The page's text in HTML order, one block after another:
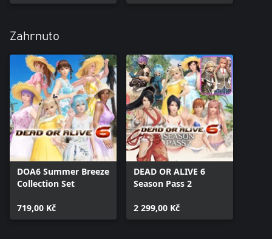
Zahrnuto
DOA6 Summer Breeze
Collection Set
719,00 Kč
DEAD OR ALIVE 6
Season Pass 2
2 299,00 Kč